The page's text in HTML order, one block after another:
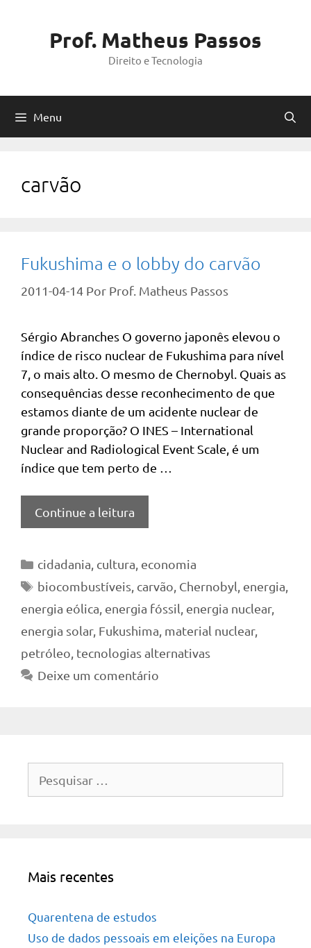
Prof. Matheus Passos
Direito e Tecnologia
Menu
carvão
Fukushima e o lobby do carvão
2011-04-14 Por Prof. Matheus Passos
Sérgio Abranches O governo japonês elevou o
índice de risco nuclear de Fukushima para nível
7, o mais alto. O mesmo de Chernobyl. Quais as
consequências desse reconhecimento de que
estamos diante de um acidente nuclear de
grande proporção? O INES – International
Nuclear and Radiological Event Scale, é um
índice que tem perto de …
Continue a leitura
Categorias
cidadania cultura economia
Tags
biocombustíveis, carvão Chernobyl energia
energia eólica energia fóssil energia nuclear,
energia solar, Fukushima material nuclear,
petróleo tecnologias alternativas
Deixe um comentário
por:
Mais recentes
Quarentena de estudos
Uso de dados pessoais em eleições na Europa